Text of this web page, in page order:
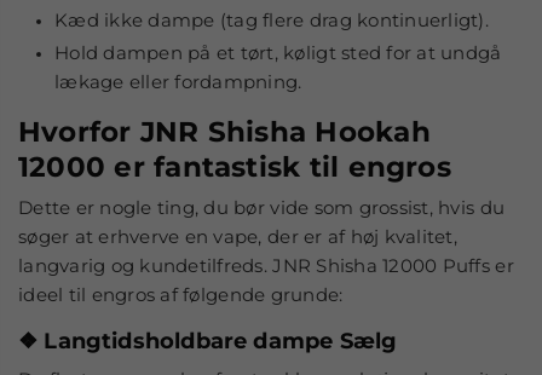
Kæd ikke dampe (tag flere drag kontinuerligt).
Hold dampen på et tørt, køligt sted for at undgå
lækage eller fordampning.
Hvorfor JNR Shisha Hookah
12000 er fantastisk til engros
Dette er nogle ting, du bør vide som grossist, hvis du
søger at erhverve en vape, der er af høj kvalitet,
langvarig og kundetilfreds. JNR Shisha 12000 Puffs er
ideel til engros af følgende grunde:
❖ Langtidsholdbare dampe Sælg